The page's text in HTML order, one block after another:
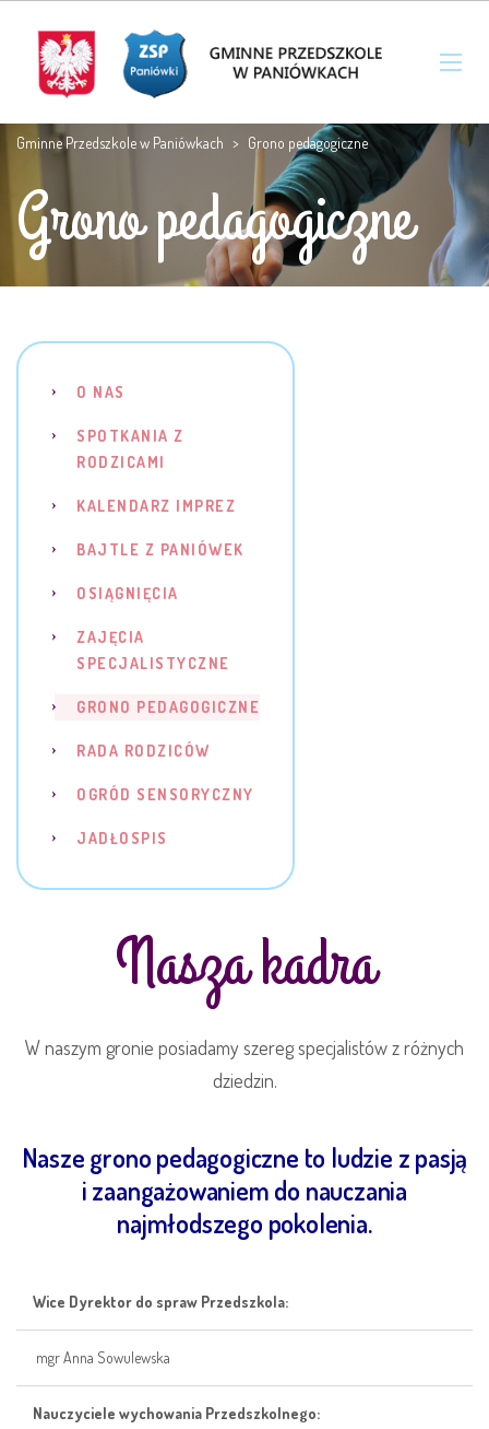
Gminne Przedszkole w Paniówkach > Grono pedagogiczne
Grono pedagogiczne
O NAS
SPOTKANIA Z
RODZICAMI
KALENDARZ IMPREZ
BAJTLE Z PANIÓWEK
OSIĄGNIĘCIA
ZAJĘCIA
SPECJALISTYCZNE
GRONO PEDAGOGICZNE
RADA RODZICÓW
OGRÓD SENSORYCZNY
JADŁOSPIS
Nasza kadra
W naszym gronie posiadamy szereg specjalistów z różnych
dziedzin.
Nasze grono pedagogiczne to ludzie z pasją
i zaangażowaniem do nauczania
najmłodszego pokolenia.
Wice Dyrektor do spraw Przedszkola:
mgr Anna Sowulewska
Nauczyciele wychowania Przedszkolnego: